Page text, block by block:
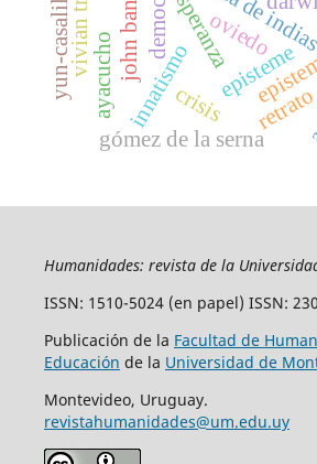
esperanzaepisteme
innatismo
oviedo
crisis retrato
gómez de la serna
ayacucho
vivian trías
yun-casalilla
Humanidades: revista de la
ISSN: 1510-5024 (en papel) ISSN:
Publicación de la Facultad de
Educación de la Universidad de
Montevideo, Uruguay.
revistahumanidades@um.edu.uy